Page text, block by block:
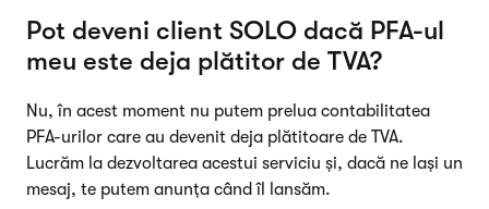
Pot deveni client SOLO dacă PFA-ul
meu este deja plătitor de TVA?
Nu, în acest moment nu putem prelua contabilitatea
PFA-urilor care au devenit deja plătitoare de TVA.
Lucrăm la dezvoltarea acestui serviciu și, dacă ne lași un
mesaj, te putem anunța când îl lansăm.